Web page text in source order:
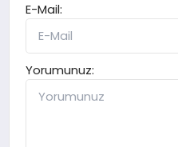
E-Mail:
Yorumunuz: